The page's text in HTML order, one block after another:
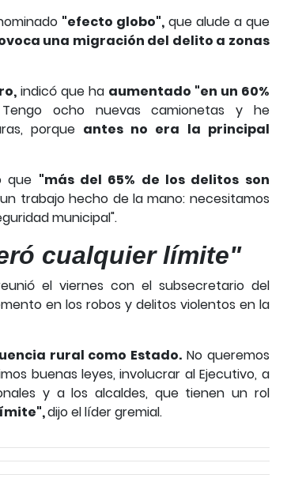
"efecto globo",que alude a que
una migración del delito a zonas
indicó que ha aumentado "en un 60%
ocho nuevas camionetas y he
porque antes no era la principal
que "más del 65% de los delitos son
trabajo hecho de la mano: necesitamos
municipal".
cualquier límite"
el viernes con el subsecretario del
en los robos y delitos violentos en la
rural como Estado. No queremos
buenas leyes, involucrar al Ejecutivo, a
y a los alcaldes, que tienen un rol
dijo el líder gremial.